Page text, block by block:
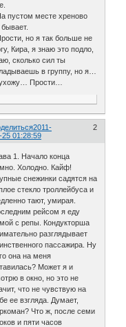
пустом месте хреново
но я так больше не
Кира, я знаю это подло,
сколько сил ты
в группу, но я…
Прости…
2
2011-
25 01:28:59
1. Начало конца
Холодно. Кайф!
снежинки садятся на
стекло троллейбуса и
тают, умирая.
рейсом я еду
с репы. Кондукторша
разглядывает
пассажира. Ну
она на меня
Может я и
в окно, но это не
что не чувствую на
ее взгляда. Думает,
Что ж, после семи
и пяти часов